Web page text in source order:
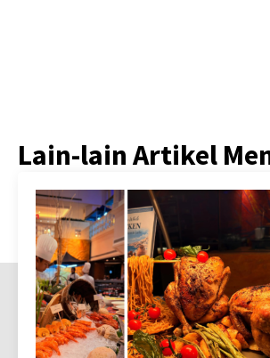
Lain-lain Artikel